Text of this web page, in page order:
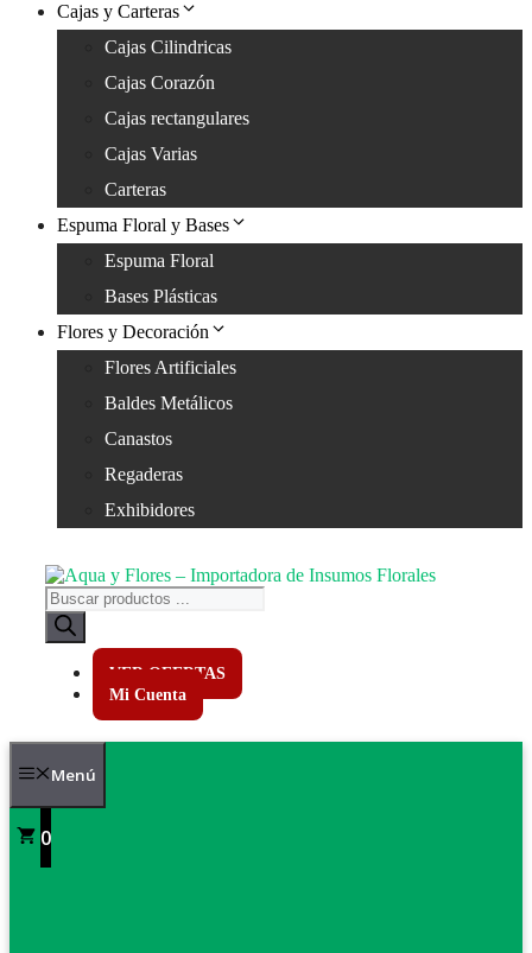
Cajas y Carteras
Cajas Cilindricas
Cajas Corazón
Cajas rectangulares
Cajas Varias
Carteras
Espuma Floral y Bases
Espuma Floral
Bases Plásticas
Flores y Decoración
Flores Artificiales
Baldes Metálicos
Canastos
Regaderas
Exhibidores
Búsqueda
de
productos
VER OFERTAS
Mi Cuenta
Menú
0